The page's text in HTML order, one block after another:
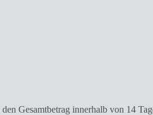
Gesamtbetrag innerhalb von 14